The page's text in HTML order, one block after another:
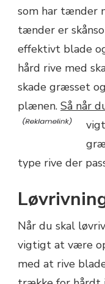
som har tænder
tænder er
effektivt blade
hård rive med
skade græsset
plænen. Så når
type rive der
Når du skal
vigtigt at være
med at rive